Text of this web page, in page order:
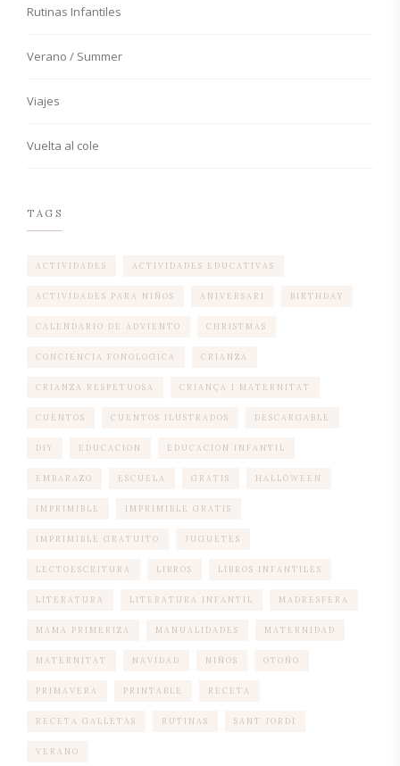
Rutinas Infantiles
Verano / Summer
Viajes
Vuelta al cole
TAGS
ACTIVIDADES ACTIVIDADES EDUCATIVAS
ACTIVIDADES PARA NIÑOS ANIVERSARI BIRTHDAY
CALENDARIO DE ADVIENTO CHRISTMAS
CONCIENCIA FONOLOGICA CRIANZA
CRIANZA RESPETUOSA CRIANÇA I MATERNITAT
CUENTOS CUENTOS ILUSTRADOS DESCARGABLE
DIY EDUCACION EDUCACION INFANTIL
EMBARAZO ESCUELA GRATIS HALLOWEEN
IMPRIMIBLE IMPRIMIBLE GRATIS
IMPRIMIBLE GRATUITO JUGUETES
LECTOESCRITURA LIBROS LIBROS INFANTILES
LITERATURA LITERATURA INFANTIL MADRESFERA
MAMA PRIMERIZA MANUALIDADES MATERNIDAD
MATERNITAT NAVIDAD NIÑOS OTOÑO
PRIMAVERA PRINTABLE RECETA
RECETA GALLETAS RUTINAS SANT JORDI
VERANO